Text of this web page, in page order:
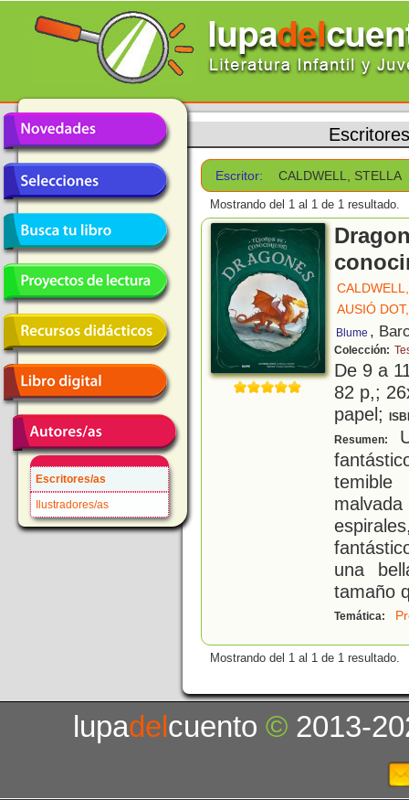
Escritores/as
Ilustradores/as
Escritores
Escritor: CALDWELL, STELLA
Mostrando del 1 al 1 de 1 resultado.
AUSIÓ
Blume ,
Colección:
De 9 a
82 p,;
papel;
Resumen:
una
tamaño
Temática:
Mostrando del 1 al 1 de 1 resultado.
lupadelcuento© 2013-